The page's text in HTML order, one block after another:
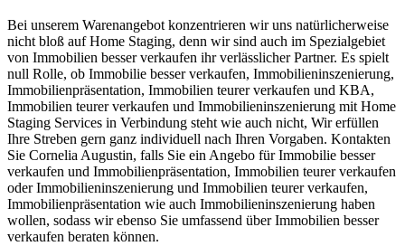
Bei unserem Warenangebot konzentrieren wir uns natürlicherweise
nicht bloß auf Home Staging, denn wir sind auch im Spezialgebiet
von Immobilien besser verkaufen ihr verlässlicher Partner. Es spielt
null Rolle, ob Immobilie besser verkaufen, Immobilieninszenierung,
Immobilienpräsentation, Immobilien teurer verkaufen und KBA,
Immobilien teurer verkaufen und Immobilieninszenierung mit Home
Staging Services in Verbindung steht wie auch nicht, Wir erfüllen
Ihre Streben gern ganz individuell nach Ihren Vorgaben. Kontakten
Sie Cornelia Augustin, falls Sie ein Angebo für Immobilie besser
verkaufen und Immobilienpräsentation, Immobilien teurer verkaufen
oder Immobilieninszenierung und Immobilien teurer verkaufen,
Immobilienpräsentation wie auch Immobilieninszenierung haben
wollen, sodass wir ebenso Sie umfassend über Immobilien besser
verkaufen beraten können.